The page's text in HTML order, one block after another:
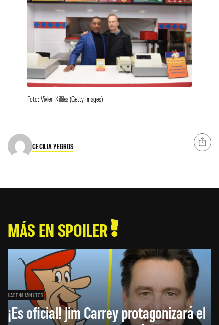
Foto: Vivien Killilea (Getty Images)
CECILIA YEGROS
MÁS EN SPOILER
HACE 48 MINUTOS
¡Es oficial! Jim Carrey protagonizará el